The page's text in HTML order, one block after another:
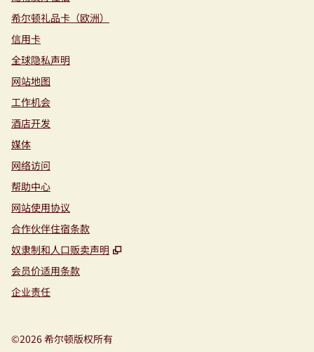
希尔顿礼品卡（欧洲）
信用卡
全球隐私声明
网站地图
工作机会
酒店开发
媒体
网络访问
帮助中心
网站使用协议
合作伙伴住宿条款
奴隶制和人口贩卖声明
,
会员价适用条款
企业责任
©2026希尔顿版权所有